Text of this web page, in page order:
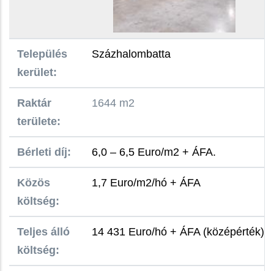
Település
kerület:
Százhalombatta
Raktár
területe:
1644 m2
Bérleti díj: 6,0 – 6,5 Euro/m2 + ÁFA.
Közös
költség:
1,7 Euro/m2/hó + ÁFA
Teljes álló
költség:
14 431 Euro/hó + ÁFA (középérték)